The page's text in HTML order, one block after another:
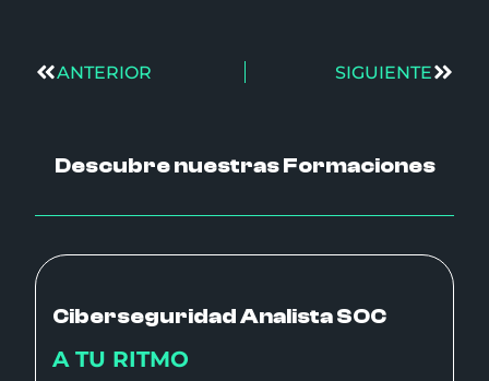
ANTERIOR SIGUIENTE
Descubre nuestras Formaciones
Ciberseguridad Analista SOC
A TU RITMO